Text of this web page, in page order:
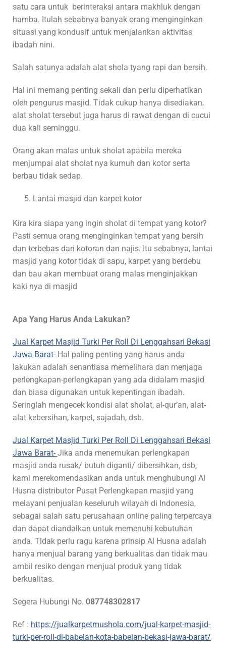
satu cara untuk berinteraksi antara makhluk dengan
hamba. Itulah sebabnya banyak orang menginginkan
situasi yang kondusif untuk menjalankan aktivitas
ibadah nini.
Salah satunya adalah alat shola tyang rapi dan bersih.
Hal ini memang penting sekali dan perlu diperhatikan
oleh pengurus masjid. Tidak cukup hanya disediakan,
alat sholat tersebut juga harus di rawat dengan di cucui
dua kali seminggu.
Orang akan malas untuk sholat apabila mereka
menjumpai alat sholat nya kumuh dan kotor serta
berbau tidak sedap.
Lantai masjid dan karpet kotor
Kira kira siapa yang ingin sholat di tempat yang kotor?
Pasti semua orang menginginkan tempat yang bersih
dan terbebas dari kotoran dan najis. Itu sebabnya, lantai
masjid yang kotor tidak di sapu, karpet yang berdebu
dan bau akan membuat orang malas menginjakkan
kaki nya di masjid
Apa Yang Harus Anda Lakukan?
Jual Karpet Masjid Turki Per Roll Di Lenggahsari Bekasi
Jawa Barat- Hal paling penting yang harus anda
lakukan adalah senantiasa memelihara dan menjaga
perlengkapan-perlengkapan yang ada didalam masjid
dan biasa digunakan untuk kepentingan ibadah.
Seringlah mengecek kondisi alat sholat, al-qur’an, alat-
alat kebersihan, karpet, sajadah, dsb.
Jual Karpet Masjid Turki Per Roll Di Lenggahsari Bekasi
Jawa Barat- Jika anda menemukan perlengkapan
masjid anda rusak/ butuh diganti/ dibersihkan, dsb,
kami merekomendasikan anda untuk menghubungi Al
Husna distributor Pusat Perlengkapan masjid yang
melayani penjualan keseluruh wilayah di Indonesia,
sebagai salah satu perusahaan online paling terpercaya
dan dapat diandalkan untuk memenuhi kebutuhan
anda. Tidak perlu ragu karena prinsip Al Husna adalah
hanya menjual barang yang berkualitas dan tidak mau
ambil resiko dengan menjual produk yang tidak
berkualitas.
Segera Hubungi No. 087748302817
Ref : https://jualkarpetmushola.com/jual-karpet-masjid-
turki-per-roll-di-babelan-kota-babelan-bekasi-jawa-barat/